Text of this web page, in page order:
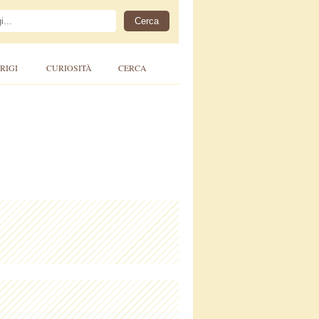
CURIOSITÀ CERCA